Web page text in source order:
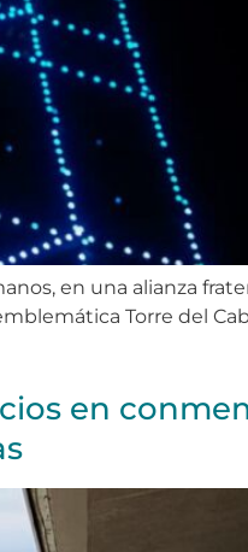
en una alianza
Torre del
en